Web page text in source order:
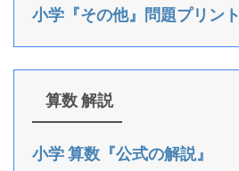
小学『その他』問題プリント
算数 解説
小学 算数『公式の解説』